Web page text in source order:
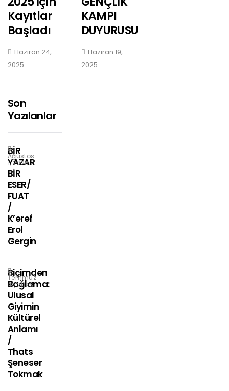
Kayıtlar
Başladı
Haziran 24,
2025
KAMPI
DUYURUSU
Haziran 19,
2025
Son
Yazılanlar
BİR
YAZAR
BİR
ESER/
FUAT
/
K’eref
Erol
Gergin
Ağustos
1, 2026
Biçimden
Bağlama:
Ulusal
Giyimin
Kültürel
Anlamı
/
Thats
Şeneser
Tokmak
Temmuz
10, 2026